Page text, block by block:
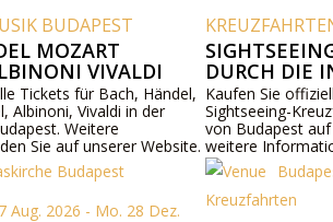
BUDAPEST
MOZART
VIVALDI
Tickets für Bach, Händel,
Albinoni, Vivaldi in der
Weitere
Sie auf unserer Website.
Budapest
Aug. 2026 - Mo. 28 Dez.
DURCH DIE
BUDAPEST
Kaufen Sie
Sightseeing-
von Budapest
weitere
unsere Website.
Kreuzfahrten